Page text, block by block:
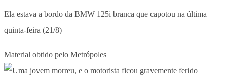
Ela estava a bordo da BMW 125i branca que capotou na última
quinta-feira (21/8)
Material obtido pelo Metrópoles